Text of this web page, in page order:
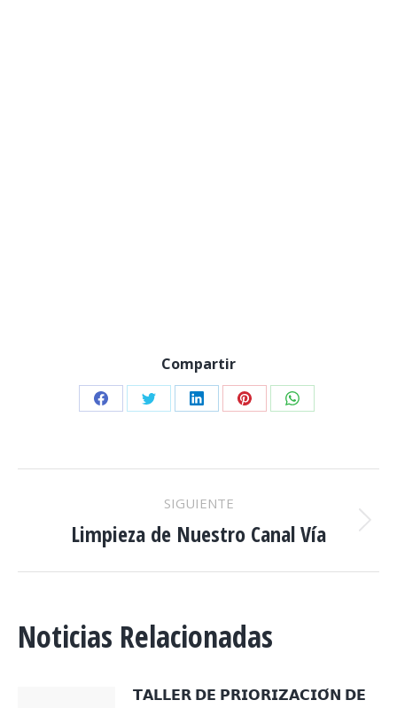
Compartir
Share Share Share Share Share
NAVEGACIÓN
ENTRE
SIGUIENTE
Publicación
Limpieza de Nuestro Canal Vía
Noticias Relacionadas
𝗧𝗔𝗟𝗟𝗘𝗥 𝗗𝗘 𝗣𝗥𝗜𝗢𝗥𝗜𝗭𝗔𝗖𝗜𝗢́𝗡 𝗗𝗘